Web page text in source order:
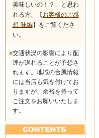
美味しいの！？」と思わ
れる方、【 お客様のご感
想-味編】をご覧くださ
い。
■交通状況の影響により配
達が遅れることが予想さ
れます。地域の台風情報
には当店も気を付けてお
りますが、余裕を持って
ご注文をお願いいたしま
す。